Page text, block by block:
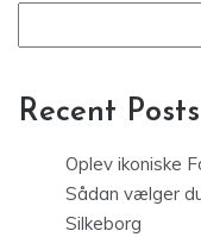
Recent Posts
Oplev ikoniske
Sådan vælger
Silkeborg